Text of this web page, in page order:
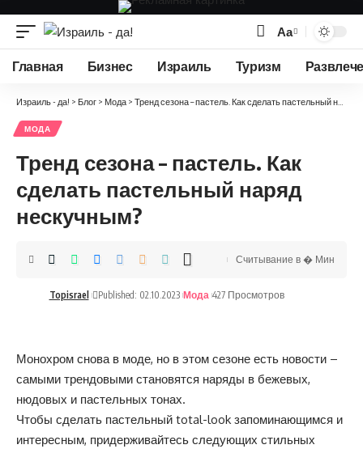
Изменение
размера
Аа
Главная Бизнес Израиль Туризм
Израиль - да! > Блог > Мода > Тренд сезона – пастель. Как сделать пастельный наряд нескучным?
МОДА
Тренд сезона – пастель. Как
сделать пастельный наряд
нескучным?
Topisrael Published: 02.10.2023 Мода 427 Просмотров
Считывание в � Мин
Монохром снова в моде, но в этом сезоне есть новости –
самыми трендовыми становятся наряды в бежевых,
нюдовых и пастельных тонах.
Чтобы сделать пастельный total-look запоминающимся и
интересным, придерживайтесь следующих стильных